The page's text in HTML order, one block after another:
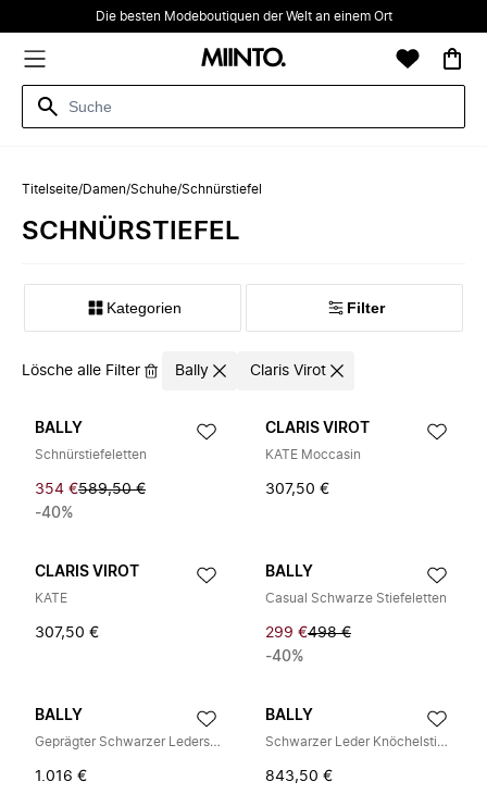
Die besten Modeboutiquen der Welt an einem Ort
Titelseite/Damen/Schuhe/Schnürstiefel
SCHNÜRSTIEFEL
Kategorien Filter
Lösche alle Filter Bally Claris Virot
BALLY
Schnürstiefeletten
354 €589,50 €
-40%
CLARIS VIROT
KATE Moccasin
307,50 €
CLARIS VIROT
KATE
307,50 €
BALLY
Casual Schwarze Stiefeletten
299 €498 €
-40%
BALLY
Geprägter Schwarzer Lederstiefelette
1.016 €
BALLY
Schwarzer Leder Knöchelstiefel
843,50 €